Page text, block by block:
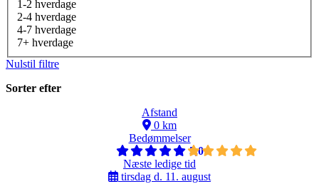
1-2 hverdage
2-4 hverdage
4-7 hverdage
7+ hverdage
Nulstil filtre
Sorter efter
Afstand
0 km
Bedømmelser
5,0
Næste ledige tid
tirsdag d. 11. august